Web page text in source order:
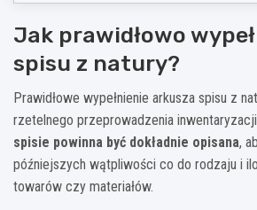
Jak prawidłowo
spisu z natury?
Prawidłowe wypełnienie arkusza spisu z
rzetelnego przeprowadzenia
spisie powinna być dokładnie opisana,
późniejszych wątpliwości co do rodzaju i
towarów czy materiałów.